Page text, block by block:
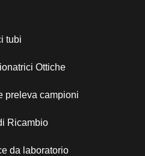
tubi
Ottiche
preleva campioni
Ricambio
da laboratorio